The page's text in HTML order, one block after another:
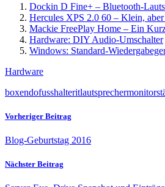
Dockin D Fine+ – Bluetooth-
Hercules XPS 2.0 60 – Klein,
Mackie FreePlay Home – Ein
Hardware: DIY Audio-Umschalter
Windows: Standard-
Hardware
boxendofusshalteritlautsprechermonitor
Vorheriger Beitrag
Blog-Geburtstag 2016
Nächster Beitrag